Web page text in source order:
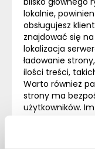
lokalnie,
obsługujesz
znajdować się
lokalizacja
ładowanie strony
ilości treści,
Warto również
strony ma
użytkowników.
będą